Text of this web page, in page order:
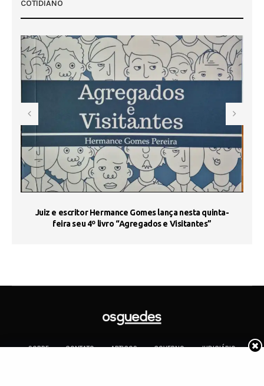
COTIDIANO
Juiz e escritor Hermance Gomes lança nesta quinta-
feira seu 4º livro “Agregados e Visitantes”
SOBRE CONTATO ARTIGOS GOVERNO
JUDICIÁRIO